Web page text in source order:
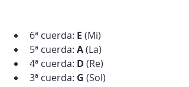
6ª cuerda: E (Mi)
5ª cuerda: A (La)
4ª cuerda: D (Re)
3ª cuerda: G (Sol)